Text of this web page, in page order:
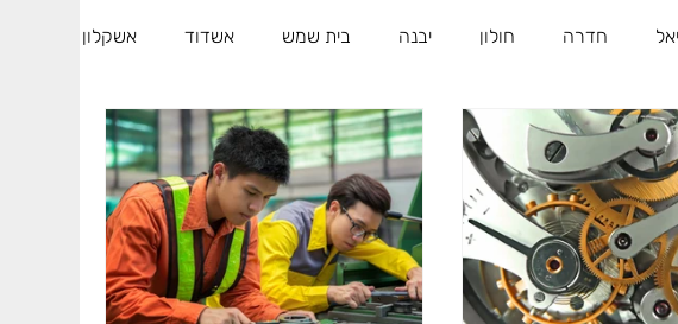
חדרה חולון יבנה בית שמש אשדוד אשקלון
כללי טכני שיווק ומכירות שירות לקוחות
חשבונות עבודות זמניות רמת גן מנהל/ת